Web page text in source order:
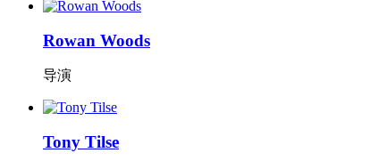
Rowan Woods
导演
Tony Tilse